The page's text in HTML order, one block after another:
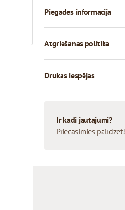
Piegādes informācija
Atgriešanas politika
Drukas iespējas
Ir kādi jautājumi?
Priecāsimies palīdzēt!